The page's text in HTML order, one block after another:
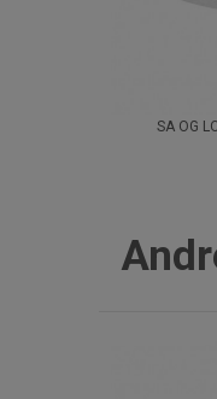
SA OG